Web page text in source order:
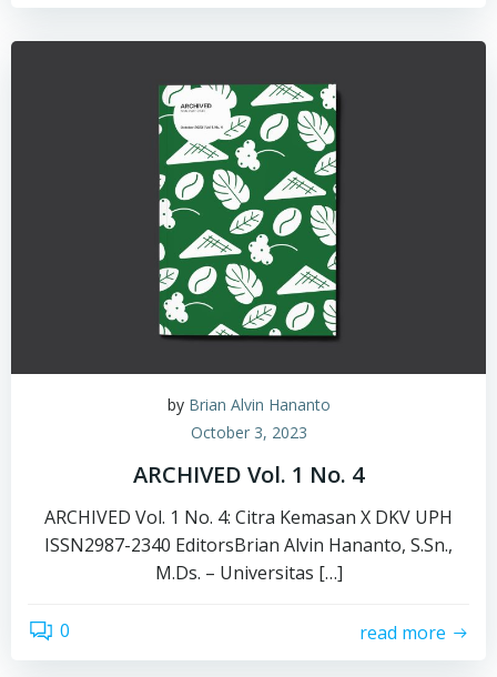
by Brian Alvin Hananto
October 3, 2023
ARCHIVED Vol. 1 No. 4
ARCHIVED Vol. 1 No. 4: Citra Kemasan X DKV UPH
ISSN2987-2340 EditorsBrian Alvin Hananto, S.Sn.,
M.Ds. – Universitas […]
0 read more